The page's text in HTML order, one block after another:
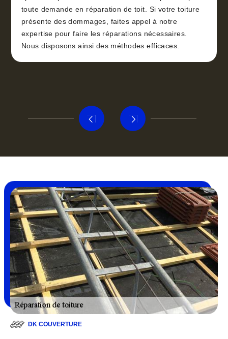
toute demande en réparation de toit. Si votre toiture
présente des dommages, faites appel à notre
expertise pour faire les réparations nécessaires.
Nous disposons ainsi des méthodes efficaces.
DK COUVERTURE